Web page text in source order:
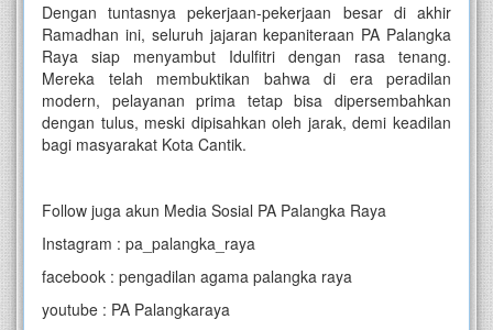
Dengan tuntasnya pekerjaan-pekerjaan besar di akhir
Ramadhan ini, seluruh jajaran kepaniteraan PA Palangka
Raya siap menyambut Idulfitri dengan rasa tenang.
Mereka telah membuktikan bahwa di era peradilan
modern, pelayanan prima tetap bisa dipersembahkan
dengan tulus, meski dipisahkan oleh jarak, demi keadilan
bagi masyarakat Kota Cantik.
Follow juga akun Media Sosial PA Palangka Raya
Instagram : pa_palangka_raya
facebook : pengadilan agama palangka raya
youtube : PA Palangkaraya